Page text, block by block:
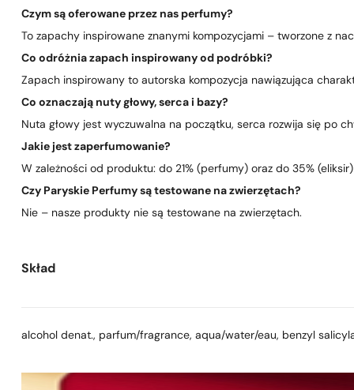
Czym są oferowane przez nas perfumy?
To zapachy inspirowane znanymi kompozycjami – tworzone z
Co odróżnia zapach inspirowany od podróbki?
Zapach inspirowany to autorska kompozycja nawiązująca
Co oznaczają nuty głowy, serca i bazy?
Nuta głowy jest wyczuwalna na początku, serca rozwija się po
Jakie jest zaperfumowanie?
W zależności od produktu: do 21% (perfumy) oraz do 35%
Czy Paryskie Perfumy są testowane na zwierzętach?
Nie – nasze produkty nie są testowane na zwierzętach.
Skład
alcohol denat., parfum/fragrance, aqua/water/eau, benzyl